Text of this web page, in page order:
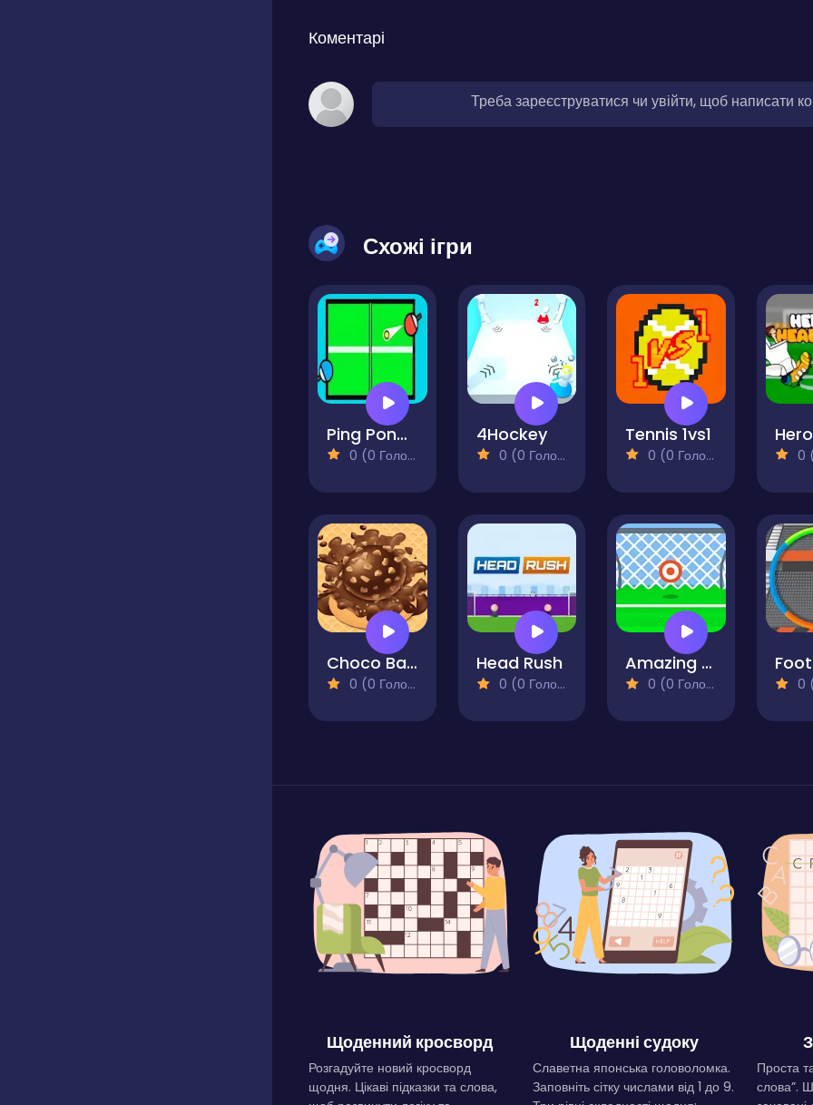
Коментарі
Треба зареєструватися чи увійти, щоб написати
Схожі ігри
Ping Pong Tennis Table 2D
0 (0 Голосів)
4Hockey
0 (0 Голосів)
Tennis 1vs1
0 (0 Голосів) 0
Choco Ball-Draw Line & Happy Girl
0 (0 Голосів)
Head Rush
0 (0 Голосів)
Amazing Soccer
0 (0 Голосів) 0
Щоденний кросворд
Розгадуйте новий кросворд
щодня. Цікаві підказки та слова,
Щоденні судоку
Славетна японська головоломка.
Заповніть сітку числами від 1 до 9.
Проста
слова”.